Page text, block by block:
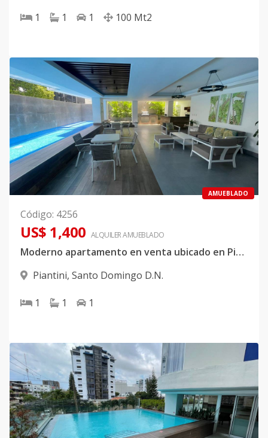
1 1 1 100 Mt2
AMUEBLADO
Código: 4256
US$ 1,400 ALQUILERAMUEBLADO
Moderno apartamento en venta ubicado en Piantini
Piantini, Santo Domingo D.N.
1 1 1